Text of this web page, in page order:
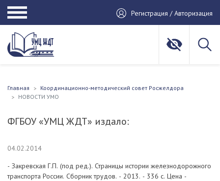
Регистрация / Авторизация
Главная
Координационно-методический совет Росжелдора
НОВОСТИ УМО
ФГБОУ «УМЦ ЖДТ» издало:
04.02.2014
- Закревская Г.П. (под ред.). Страницы истории железнодорожного
транспорта России. Сборник трудов. - 2013. - 336 с. Цена -